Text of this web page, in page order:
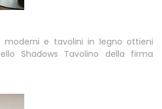
moderni e tavolini in legno ottieni
Shadows Tavolino della firma